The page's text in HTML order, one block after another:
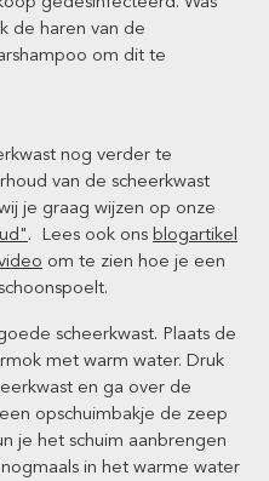
de haren van de
om dit te
nog verder te
van de scheerkwast
je graag wijzen op onze
. Lees ook ons blogartikel
om te zien hoe je een
scheerkwast. Plaats de
met warm water. Druk
en ga over de
opschuimbakje de zeep
je het schuim aanbrengen
in het warme water